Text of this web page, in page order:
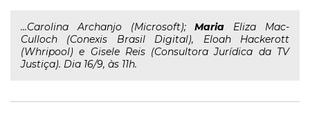
...Carolina Archanjo (Microsoft);Maria Eliza Mac-
Culloch (Conexis Brasil Digital), Eloah Hackerott
(Whripool) e Gisele Reis (Consultora Jurídica da TV
Justiça). Dia 16/9, às 11h.